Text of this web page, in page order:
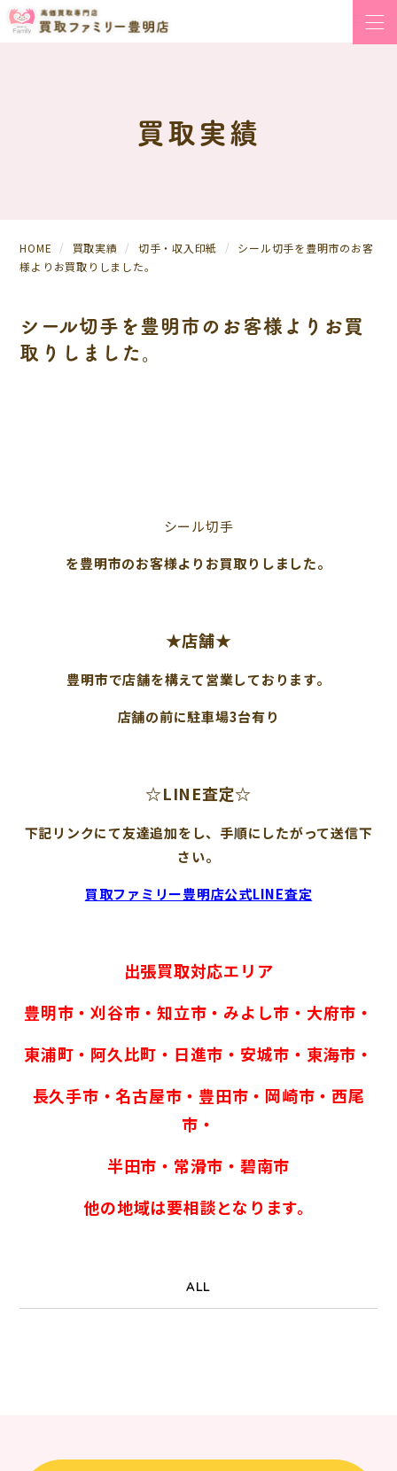
買取実績
HOME 買取実績 切手・収入印紙
シール切手を豊明市のお客
様よりお買取りしました。
シール切手を豊明市のお客様よりお買
取りしました。
シール切手
を豊明市のお客様よりお買取りしました。
★店舗★
豊明市で店舗を構えて営業しております。
店舗の前に駐車場3台有り
☆LINE査定☆
下記リンクにて友達追加をし、手順にしたがって送信下
さい。
買取ファミリー豊明店公式LINE査定
出張買取対応エリア
豊明市・刈谷市・知立市・みよし市・大府市・
東浦町・阿久比町・日進市・安城市・東海市・
長久手市・名古屋市・豊田市・岡崎市・西尾
市・
半田市・常滑市・碧南市
他の地域は要相談となります。
ALL